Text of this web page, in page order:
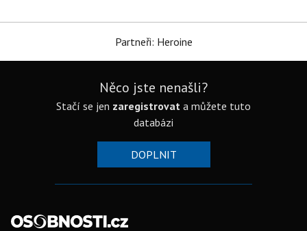
Partneři: Heroine
Něco jste nenašli?
Stačí se jen zaregistrovat a můžete tuto
databázi
DOPLNIT